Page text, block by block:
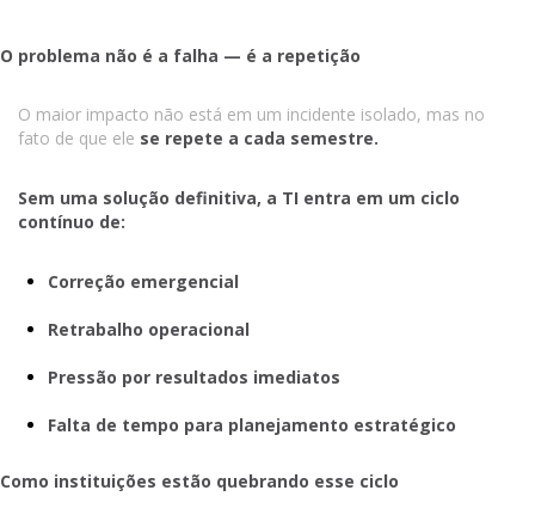
O problema não é a falha — é a repetição
O maior impacto não está em um incidente isolado, mas no
fato de que ele se repete a cada semestre.
Sem uma solução definitiva, a TI entra em um ciclo
contínuo de:
Correção emergencial
Retrabalho operacional
Pressão por resultados imediatos
Falta de tempo para planejamento estratégico
Como instituições estão quebrando esse ciclo